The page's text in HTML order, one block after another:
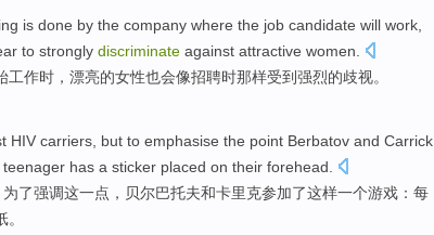
is done by the company where the job candidate will work
to strongly discriminate against attractive women
工作时， 漂亮的女性也会像招聘时那样受到强烈的歧视。
HIV carriers but to emphasise the point Berbatov and Carrick
teenager has a sticker placed on their forehead
为了强调这一点 ， 贝尔巴托夫和卡里克参加了这样一个游戏 ： 每